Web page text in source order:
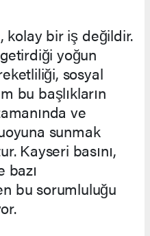
kolay bir iş değildir.
yoğun
sosyal
bu başlıkların
ve
sunmak
Kayseri basını,
bazı
bu sorumluluğu